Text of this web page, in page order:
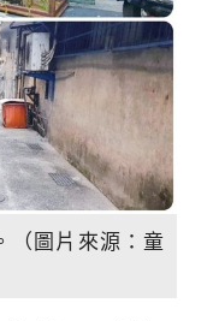
（圖片來源：童